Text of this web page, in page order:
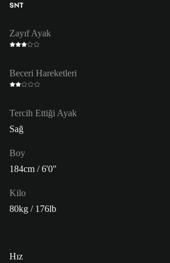
SNT
Zayıf Ayak
Beceri Hareketleri
Tercih Ettiği Ayak
Sağ
Boy
184cm / 6'0"
Kilo
80kg / 176lb
Hız